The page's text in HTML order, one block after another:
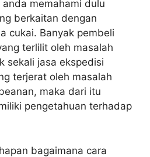
memahami dulu
berkaitan dengan
cukai. Banyak pembeli
terlilit oleh masalah
sekali jasa ekspedisi
terjerat oleh masalah
maka dari itu
pengetahuan terhadap
bagaimana cara